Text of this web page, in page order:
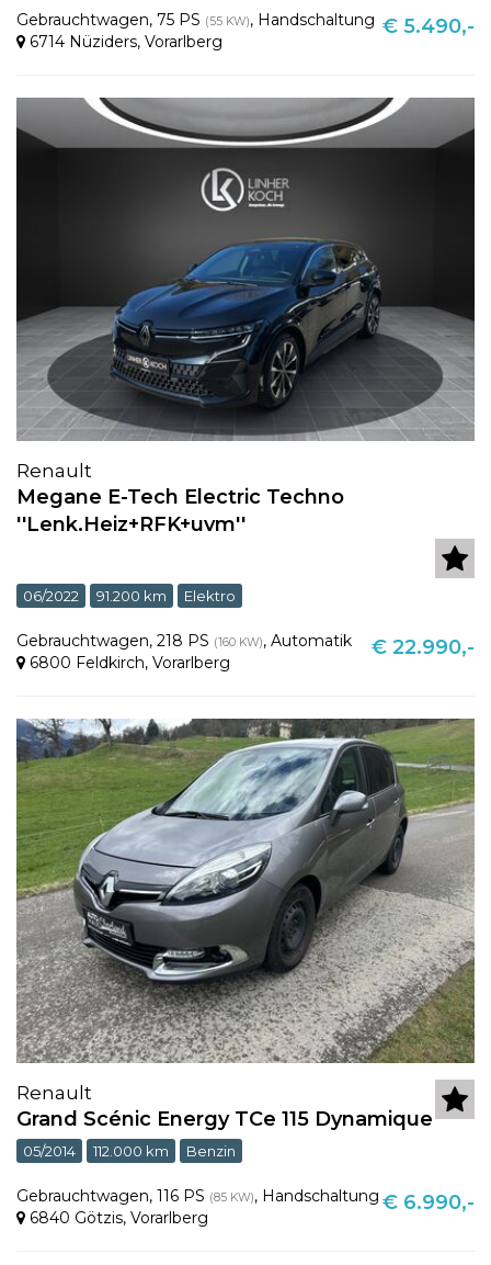
Gebrauchtwagen, 75 PS (55 KW), Handschaltung
6714 Nüziders, Vorarlberg
€ 5.490,-
Renault
Megane E-Tech Electric Techno
''Lenk.Heiz+RFK+uvm''
06/2022 91.200 km Elektro
Gebrauchtwagen, 218 PS (160 KW), Automatik
6800 Feldkirch, Vorarlberg
€ 22.990,-
Renault
Grand Scénic Energy TCe 115 Dynamique
05/2014 112.000 km Benzin
Gebrauchtwagen, 116 PS (85 KW), Handschaltung
6840 Götzis, Vorarlberg
€ 6.990,-